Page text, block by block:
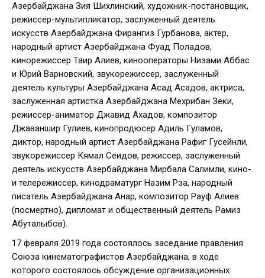
Азербайджана Зия Шихлинский, художник-постановщик,
режиссер-мультипликатор, заслуженный деятель
искусств Азербайджана Фирангиз Гурбанова, актер,
народный артист Азербайджана Фуад Поладов,
кинорежиссер Таир Алиев, кинооператоры Низами Аббас
и Юрий Варновский, звукорежиссер, заслуженный
деятель культуры Азербайджана Асад Асадов, актриса,
заслуженная артистка Азербайджана Мехрибан Зеки,
режиссер-аниматор Джавид Ахадов, композитор
Джаваншир Гулиев, кинопродюсер Адиль Гуламов,
диктор, народный артист Азербайджана Рафиг Гусейнли,
звукорежиссер Кямал Сеидов, режиссер, заслуженный
деятель искусств Азербайджана Мирбала Салимли, кино-
и телережиссер, кинодраматург Назим Рза, народный
писатель Азербайджана Анар, композитор Рауф Алиев
(посмертно), дипломат и общественный деятель Рамиз
Абуталыбов).
17 февраля 2019 года состоялось заседание правления
Союза кинематографистов Азербайджана, в ходе
которого состоялось обсуждение организационных